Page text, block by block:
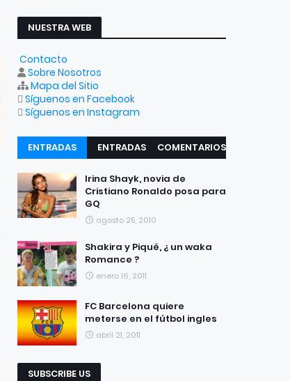
NUESTRA WEB
Contacto
Sobre Nosotros
Mapa del Sitio
Síguenos en Facebook
Síguenos en Instagram
ENTRADAS
RECIENTES
ENTRADAS
COMENTARIOS
Irina Shayk, novia de
Cristiano Ronaldo posa para
GQ
agosto 25, 2010
Shakira y Piqué, ¿ un waka
Romance ?
enero 16, 2011
FC Barcelona quiere
meterse en el fútbol ingles
abril 21, 2011
SUBSCRIBE US